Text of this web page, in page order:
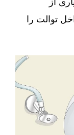
از
توالت را